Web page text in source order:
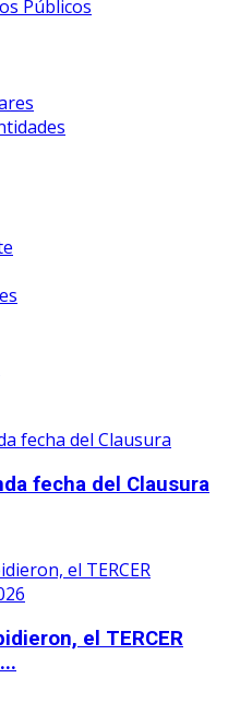
Públicos
fecha del Clausura
el TERCER